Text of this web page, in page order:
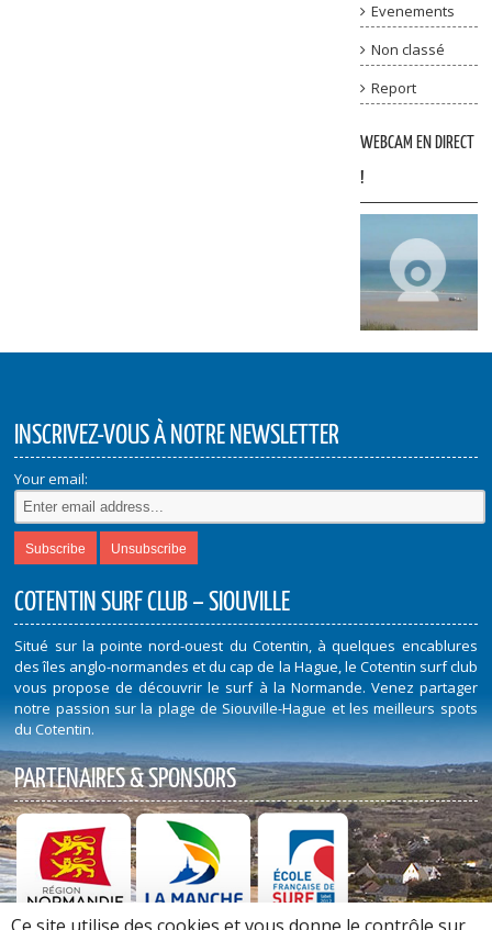
Evenements
Non classé
Report
WEBCAM EN DIRECT
!
INSCRIVEZ-VOUS À NOTRE NEWSLETTER
Your email:
COTENTIN SURF CLUB – SIOUVILLE
Situé sur la pointe nord-ouest du Cotentin, à quelques encablures
des îles anglo-normandes et du cap de la Hague, le Cotentin surf club
vous propose de découvrir le surf à la Normande. Venez partager
notre passion sur la plage de Siouville-Hague et les meilleurs spots
du Cotentin.
PARTENAIRES & SPONSORS